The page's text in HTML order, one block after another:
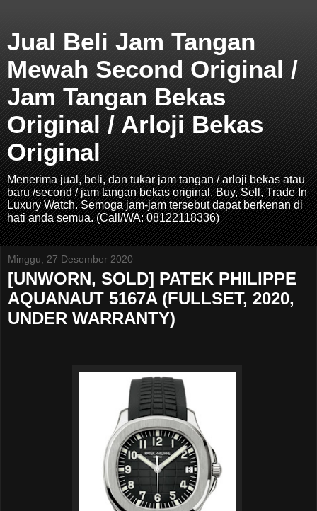
Jual Beli Jam Tangan
Mewah Second Original /
Jam Tangan Bekas
Original / Arloji Bekas
Original
Menerima jual, beli, dan tukar jam tangan / arloji bekas atau
baru /second / jam tangan bekas original. Buy, Sell, Trade In
Luxury Watch. Semoga jam-jam tersebut dapat berkenan di
hati anda semua. (Call/WA: 08122118336)
Minggu, 27 Desember 2020
[UNWORN, SOLD] PATEK PHILIPPE
AQUANAUT 5167A (FULLSET, 2020,
UNDER WARRANTY)